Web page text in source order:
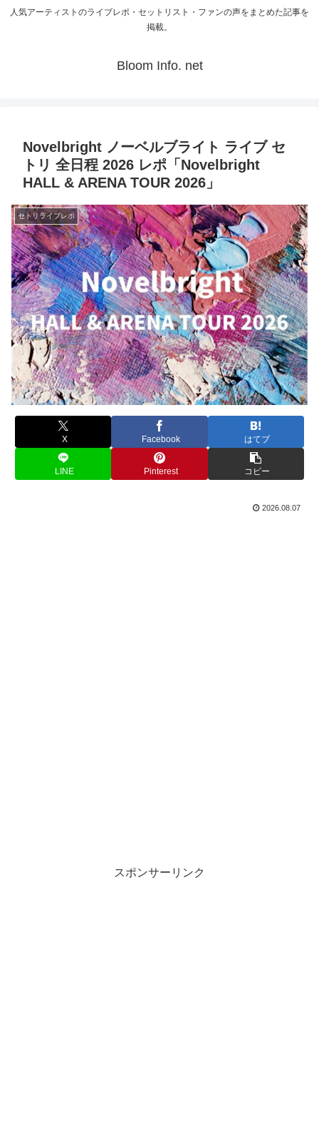
人気アーティストのライブレポ・セットリスト・ファンの声をまとめた記事を
掲載。
Bloom Info. net
Novelbright ノーベルブライト ライブ セ
トリ 全日程 2026 レポ「Novelbright
HALL & ARENA TOUR 2026」
セトリライブレポ
X Facebook はてブ
LINE Pinterest コピー
2026.08.07
スポンサーリンク